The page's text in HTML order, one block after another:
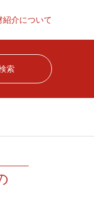
紹介について